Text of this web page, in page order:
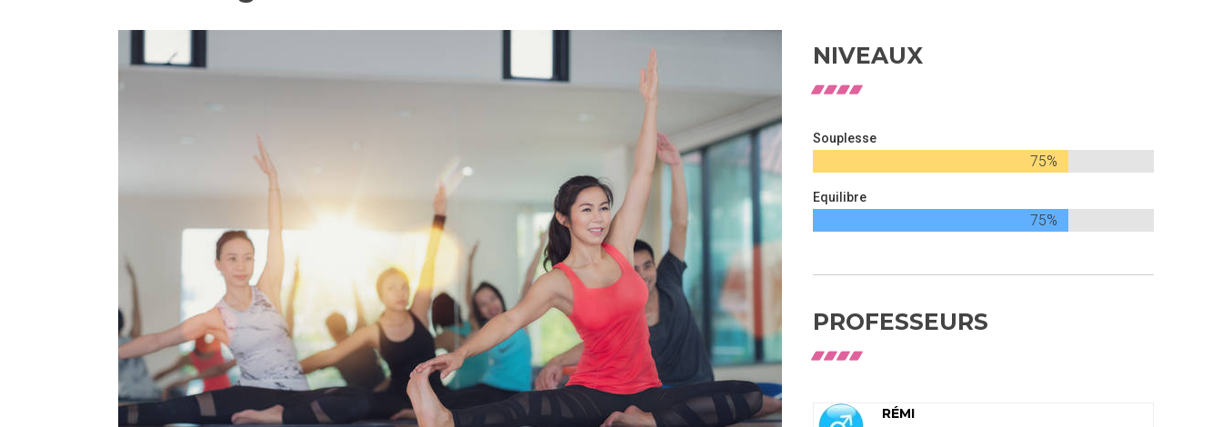
NIVEAUX
Souplesse
75%
Equilibre
75%
PROFESSEURS
RÉMI